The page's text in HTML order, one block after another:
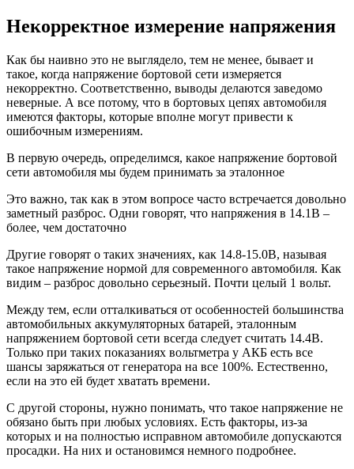
Некорректное измерение напряжения
Как бы наивно это не выглядело, тем не менее, бывает и
такое, когда напряжение бортовой сети измеряется
некорректно. Соответственно, выводы делаются заведомо
неверные. А все потому, что в бортовых цепях автомобиля
имеются факторы, которые вполне могут привести к
ошибочным измерениям.
В первую очередь, определимся, какое напряжение бортовой
сети автомобиля мы будем принимать за эталонное
Это важно, так как в этом вопросе часто встречается довольно
заметный разброс. Одни говорят, что напряжения в 14.1В –
более, чем достаточно
Другие говорят о таких значениях, как 14.8-15.0В, называя
такое напряжение нормой для современного автомобиля. Как
видим – разброс довольно серьезный. Почти целый 1 вольт.
Между тем, если отталкиваться от особенностей большинства
автомобильных аккумуляторных батарей, эталонным
напряжением бортовой сети всегда следует считать 14.4В.
Только при таких показаниях вольтметра у АКБ есть все
шансы заряжаться от генератора на все 100%. Естественно,
если на это ей будет хватать времени.
С другой стороны, нужно понимать, что такое напряжение не
обязано быть при любых условиях. Есть факторы, из-за
которых и на полностью исправном автомобиле допускаются
просадки. На них и остановимся немного подробнее.